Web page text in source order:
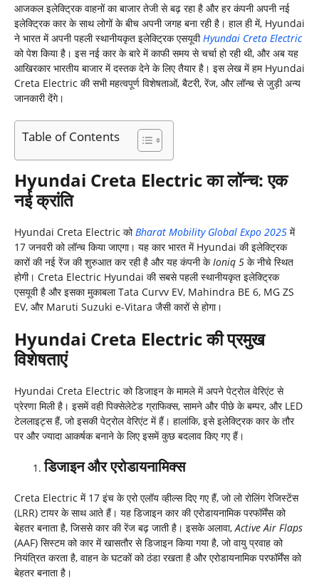
आजकल इलेक्ट्रिक वाहनों का बाजार तेजी से बढ़ रहा है और हर कंपनी अपनी नई
इलेक्ट्रिक कार के साथ लोगों के बीच अपनी जगह बना रही है। हाल ही में, Hyundai
ने भारत में अपनी पहली स्थानीयकृत इलेक्ट्रिक एसयूवीHyundai Creta Electric
को पेश किया है। इस नई कार के बारे में काफी समय से चर्चा हो रही थी, और अब यह
आखिरकार भारतीय बाजार में दस्तक देने के लिए तैयार है। इस लेख में हम Hyundai
Creta Electric की सभी महत्वपूर्ण विशेषताओं, बैटरी, रेंज, और लॉन्च से जुड़ी अन्य
जानकारी देंगे।
Table of Contents
Hyundai Creta Electric का लॉन्च: एक
नई क्रांति
Hyundai Creta Electric कोBharat Mobility Global Expo 2025 में
17 जनवरी को लॉन्च किया जाएगा। यह कार भारत में Hyundai की इलेक्ट्रिक
कारों की नई रेंज की शुरुआत कर रही है और यह कंपनी केIoniq 5 के नीचे स्थित
होगी। Creta Electric Hyundai की सबसे पहली स्थानीयकृत इलेक्ट्रिक
एसयूवी है और इसका मुकाबला Tata Curvv EV, Mahindra BE 6, MG ZS
EV, और Maruti Suzuki e-Vitara जैसी कारों से होगा।
Hyundai Creta Electric की प्रमुख
विशेषताएं
Hyundai Creta Electric को डिजाइन के मामले में अपने पेट्रोल वेरिएंट से
प्रेरणा मिली है। इसमें वही पिक्सेलेटेड ग्राफिक्स, सामने और पीछे के बम्पर, और LED
टेललाइट्स हैं, जो इसकी पेट्रोल वेरिएंट में हैं। हालांकि, इसे इलेक्ट्रिक कार के तौर
पर और ज्यादा आकर्षक बनाने के लिए इसमें कुछ बदलाव किए गए हैं।
डिजाइन और एरोडायनामिक्स
Creta Electric में 17 इंच के एरो एलॉय व्हील्स दिए गए हैं, जो लो रोलिंग रेजिस्टेंस
(LRR) टायर के साथ आते हैं। यह डिजाइन कार की एरोडायनामिक परफॉर्मेंस को
बेहतर बनाता है, जिससे कार की रेंज बढ़ जाती है। इसके अलावा,Active Air Flaps
(AAF) सिस्टम को कार में खासतौर से डिजाइन किया गया है, जो वायु प्रवाह को
नियंत्रित करता है, वाहन के घटकों को ठंडा रखता है और एरोडायनामिक परफॉर्मेंस को
बेहतर बनाता है।